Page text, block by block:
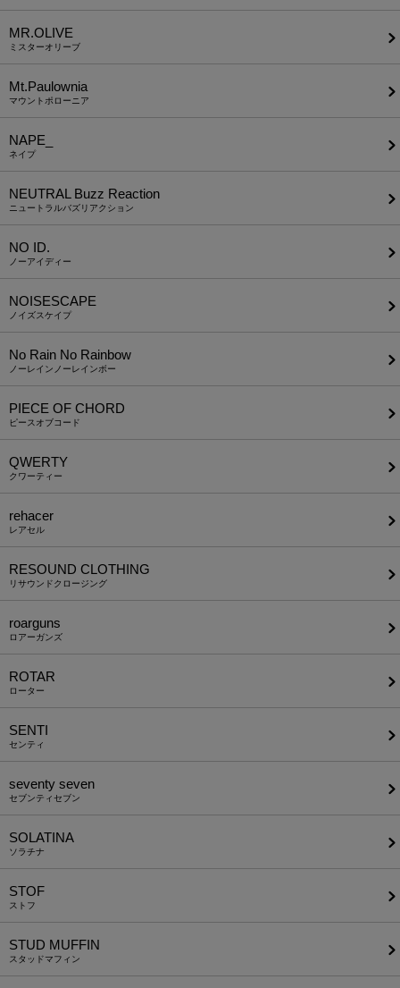
MR.OLIVE
ミスターオリーブ
Mt.Paulownia
マウントポローニア
NAPE_
ネイプ
NEUTRAL Buzz Reaction
ニュートラルバズリアクション
NO ID.
ノーアイディー
NOISESCAPE
ノイズスケイプ
No Rain No Rainbow
ノーレインノーレインボー
PIECE OF CHORD
ピースオブコード
QWERTY
クワーティー
rehacer
レアセル
RESOUND CLOTHING
リサウンドクロージング
roarguns
ロアーガンズ
ROTAR
ローター
SENTI
センティ
seventy seven
セブンティセブン
SOLATINA
ソラチナ
STOF
ストフ
STUD MUFFIN
スタッドマフィン